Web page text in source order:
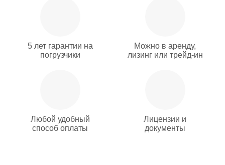
5 лет гарантии на
погрузчики
Можно в аренду,
лизинг или трейд-ин
Любой удобный
способ оплаты
Лицензии и
документы